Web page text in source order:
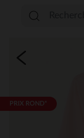
PRIX ROND*